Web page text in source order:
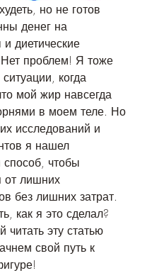
но не готов
денег на
диетические
проблем! Я тоже
когда
мой жир навсегда
в моем теле. Но
исследований и
я нашел
чтобы
от лишних
без лишних затрат.
как я это сделал?
читать эту статью
свой путь к